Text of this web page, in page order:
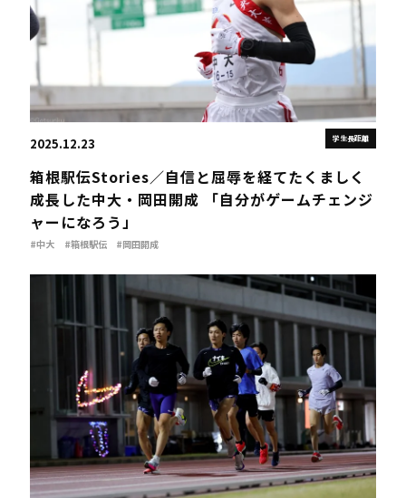
学生長距離
2025.12.23
箱根駅伝Stories／自信と屈辱を経てたくましく
成長した中大・岡田開成 「自分がゲームチェンジ
ャーになろう」
#中大 #箱根駅伝 #岡田開成